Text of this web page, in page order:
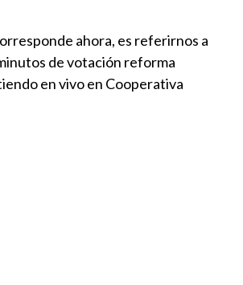
ahora, es referirnos a
de votación reforma
en vivo en Cooperativa